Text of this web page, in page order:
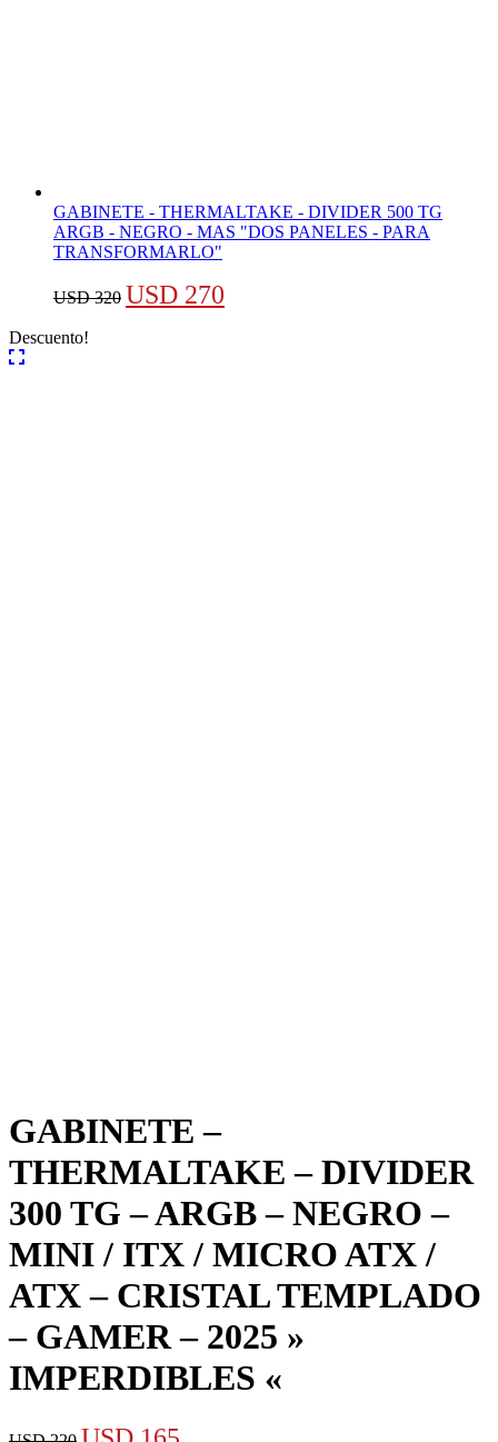
GABINETE - THERMALTAKE - DIVIDER 500 TG
ARGB - NEGRO - MAS "DOS PANELES - PARA
TRANSFORMARLO"
USD320 El
USD 270
Descuento!
GABINETE –
THERMALTAKE – DIVIDER
300 TG – ARGB – NEGRO –
MINI / ITX / MICRO ATX /
ATX – CRISTAL TEMPLADO
– GAMER – 2025 »
IMPERDIBLES «